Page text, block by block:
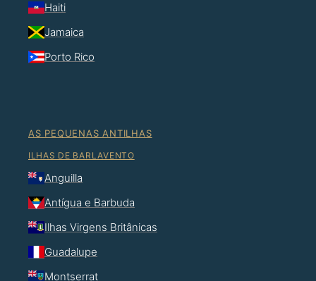
Haiti
Jamaica
Porto Rico
AS PEQUENAS ANTILHAS
ILHAS DE BARLAVENTO
Anguilla
Antígua e Barbuda
Ilhas Virgens Britânicas
Guadalupe
Montserrat